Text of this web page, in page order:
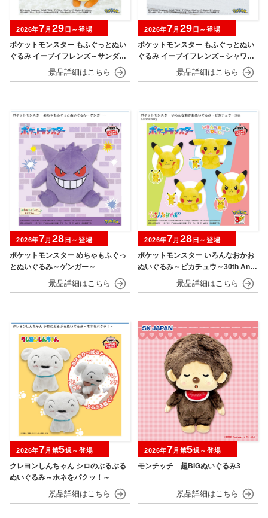
ポケットモンスター もふぐっとぬい
ぐるみ イーブイフレンズ～サンダー
ス・ブースター～おひるねver.
2026年7月 29 日～登場
ポケットモンスター もふぐっとぬい
ぐるみ イーブイフレンズ～シャワー
ズ・グレイシア～おひるねver.
2026年7月 29 日～登場
ポケットモンスター めちゃもふぐっ
とぬいぐるみ～ゲンガー～
2026年7月 28 日～登場
ポケットモンスター いろんなおかお
ぬいぐるみ～ピカチュウ～30th Anni
2026年7月 28 日～登場
クレヨンしんちゃん シロのぶるぶる
ぬいぐるみ～ホネをパクッ！～
2026年7月第5週～登場
モンチッチ 超BIGぬいぐるみ3
2026年7月第5週～登場